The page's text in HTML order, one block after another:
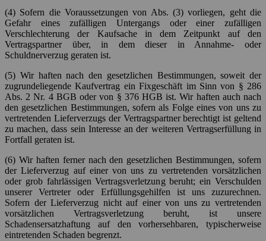
(4) Sofern die Voraussetzungen von Abs. (3) vorliegen, geht die
Gefahr eines zufälligen Untergangs oder einer zufälligen
Verschlechterung der Kaufsache in dem Zeitpunkt auf den
Vertragspartner über, in dem dieser in Annahme- oder
Schuldnerverzug geraten ist.
(5) Wir haften nach den gesetzlichen Bestimmungen, soweit der
zugrundeliegende Kaufvertrag ein Fixgeschäft im Sinn von § 286
Abs. 2 Nr. 4 BGB oder von § 376 HGB ist. Wir haften auch nach
den gesetzlichen Bestimmungen, sofern als Folge eines von uns zu
vertretenden Lieferverzugs der Vertragspartner berechtigt ist geltend
zu machen, dass sein Interesse an der weiteren Vertragserfüllung in
Fortfall geraten ist.
(6) Wir haften ferner nach den gesetzlichen Bestimmungen, sofern
der Lieferverzug auf einer von uns zu vertretenden vorsätzlichen
oder grob fahrlässigen Vertragsverletzung beruht; ein Verschulden
unserer Vertreter oder Erfüllungsgehilfen ist uns zuzurechnen.
Sofern der Lieferverzug nicht auf einer von uns zu vertretenden
vorsätzlichen Vertragsverletzung beruht, ist unsere
Schadensersatzhaftung auf den vorhersehbaren, typischerweise
eintretenden Schaden begrenzt.